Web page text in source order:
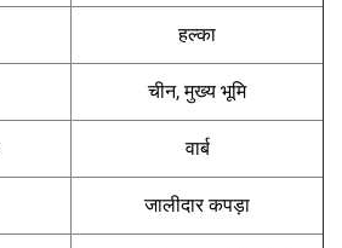
हल्का
चीन, मुख्य भूमि
वार्ब
जालीदार कपड़ा